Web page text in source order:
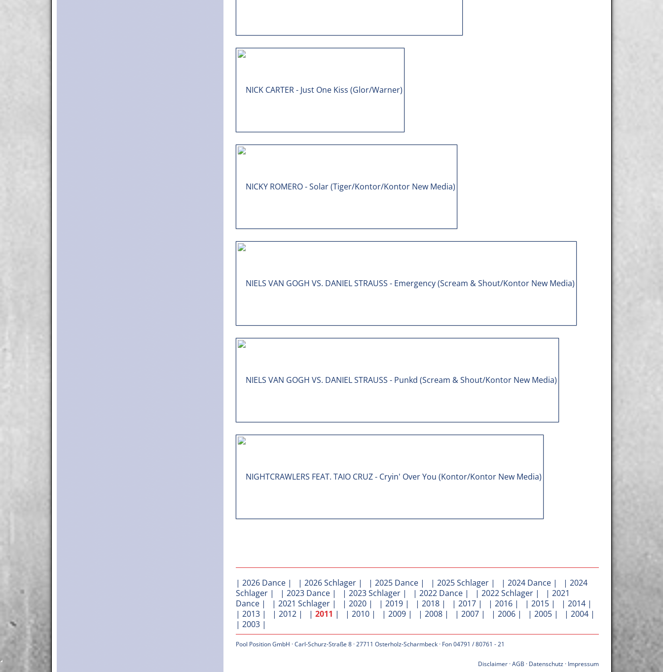
| 2026 Dance | | 2026 Schlager | | 2025 Dance | | 2025 Schlager | | 2024 Dance | | 2024
Schlager | | 2023 Dance | | 2023 Schlager | | 2022 Dance | | 2022 Schlager | | 2021
Dance | | 2021 Schlager | | 2020 | | 2019 | | 2018 | | 2017 | | 2016 | | 2015 | | 2014 |
| 2013 | | 2012 | | 2011 | | 2010 | | 2009 | | 2008 | | 2007 | | 2006 | | 2005 | | 2004 |
| 2003 |
Pool Position GmbH · Carl-Schurz-Straße 8 · 27711 Osterholz-Scharmbeck · Fon 04791 / 80761 - 21
Disclaimer ·AGB · Datenschutz · Impressum